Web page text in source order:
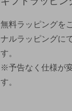
無料ラッピングを
ナルラッピングに
す。
※予告なく仕様が
す。